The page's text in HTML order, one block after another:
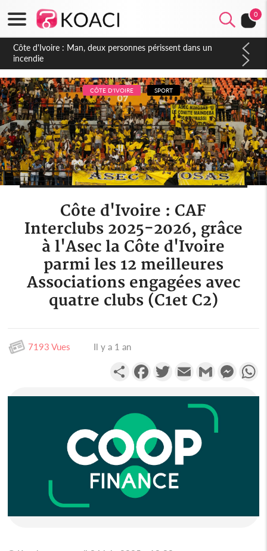
0
Côte d'Ivoire : Séileu, la célébration de la fête nationale
transformée en vaste campagne contre les produits
dépigmentants dangereux
CÔTE D'IVOIRE SPORT
Côte d'Ivoire : CAF
Interclubs 2025-2026, grâce
à l'Asec la Côte d'Ivoire
parmi les 12 meilleures
Associations engagées avec
quatre clubs (C1et C2)
7193 Vues Il y a 1 an
PartagerFacebookTwitterEmail Gmail